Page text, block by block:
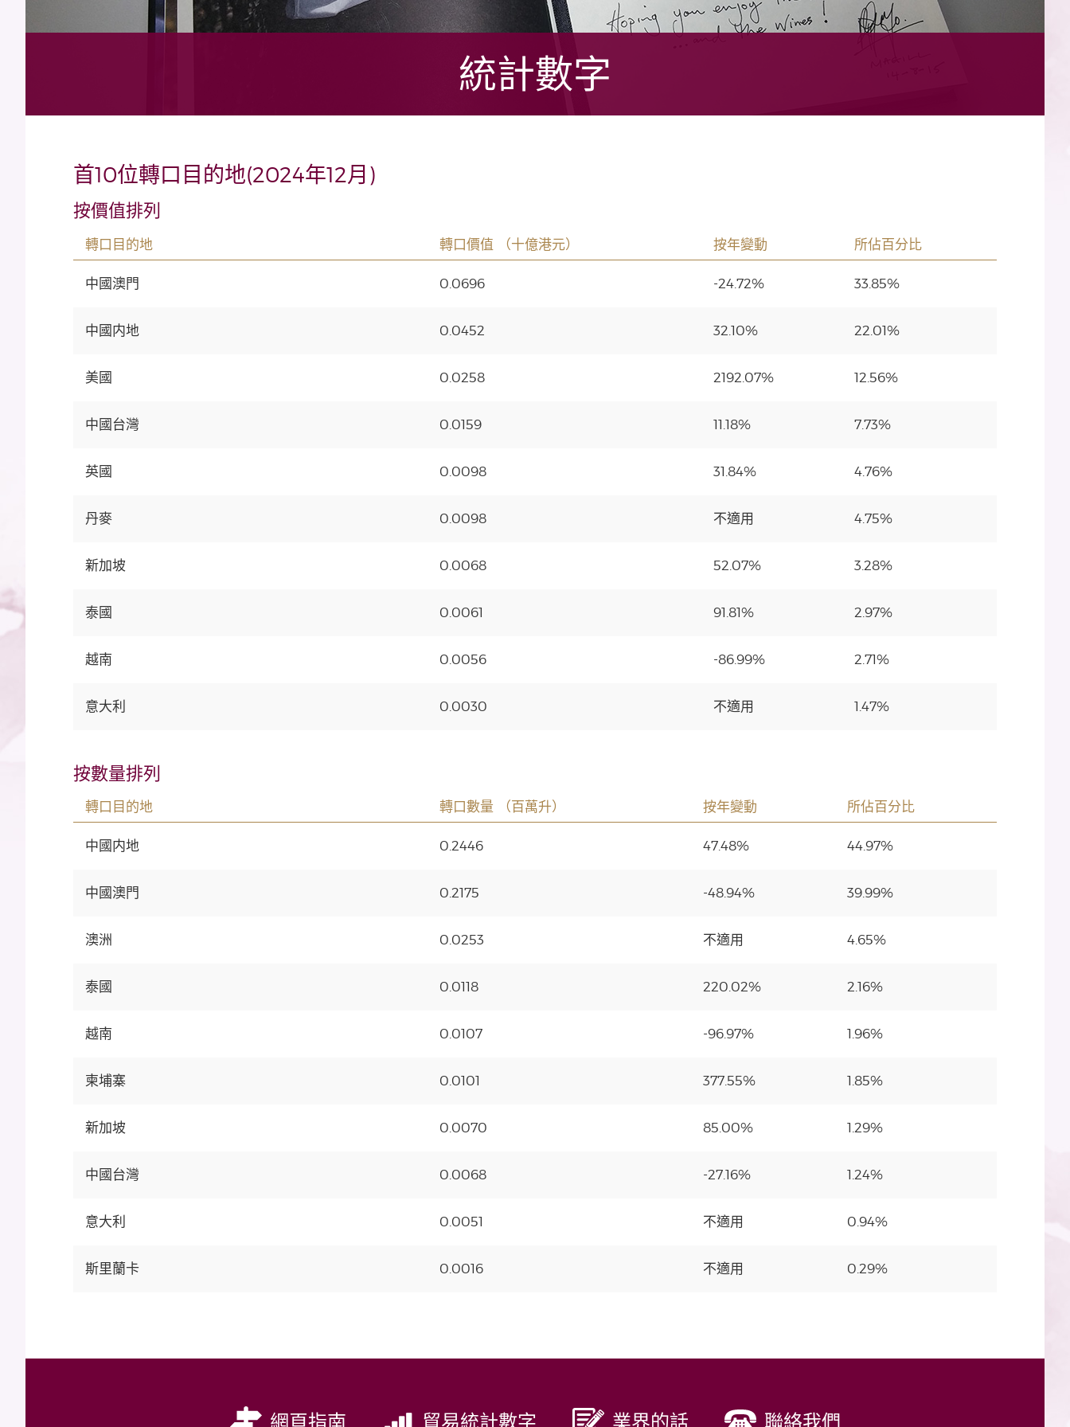
統計數字
首10位轉口目的地(2024年12月)
按價值排列
轉口目的地 轉口價值 （十億港元） 按年變動 所佔百分比
中國澳門 0.0696 -24.72% 33.85%
中國内地 0.0452 32.10% 22.01%
美國 0.0258 2192.07% 12.56%
中國台灣 0.0159 11.18% 7.73%
英國 0.0098 31.84% 4.76%
丹麥 0.0098 不適用 4.75%
新加坡 0.0068 52.07% 3.28%
泰國 0.0061 91.81% 2.97%
越南 0.0056 -86.99% 2.71%
意大利 0.0030 不適用 1.47%
按數量排列
轉口目的地 轉口數量 （百萬升） 按年變動 所佔百分比
中國内地 0.2446 47.48% 44.97%
中國澳門 0.2175 -48.94% 39.99%
澳洲 0.0253 不適用 4.65%
泰國 0.0118 220.02% 2.16%
越南 0.0107 -96.97% 1.96%
柬埔寨 0.0101 377.55% 1.85%
新加坡 0.0070 85.00% 1.29%
中國台灣 0.0068 -27.16% 1.24%
意大利 0.0051 不適用 0.94%
斯里蘭卡 0.0016 不適用 0.29%
網頁指南 貿易統計數字 業界的話 聯絡我們